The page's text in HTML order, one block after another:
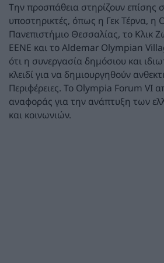
Την προσπάθεια στηρίζουν επίσης
υποστηρικτές, όπως η Γεκ Τέρνα, η
Πανεπιστήμιο Θεσσαλίας, το Κλικ
ΕΕΝΕ και το Aldemar Olympian
ότι η συνεργασία δημόσιου και
κλειδί για να δημιουργηθούν
Περιφέρειες. Το Olympia Forum VI
αναφοράς για την ανάπτυξη των
και κοινωνιών.